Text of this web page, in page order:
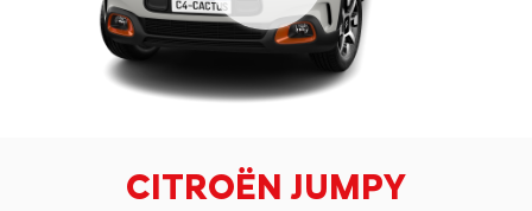
CITROËN JUMPY